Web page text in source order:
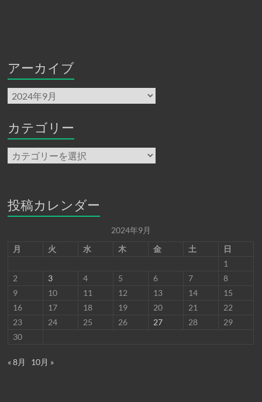
アーカイブ
ア
ー
イ
ブ
カテゴリー
カ
テ
投稿カレンダー
2024年9月
月
火 水 木 金 土
日
1
2
3 4 5 6 7
8
9
10 11 12 13 14
15
16
17 18 19 20 21
22
23
24 25 26 27 28
29
30
« 8月 10月 »